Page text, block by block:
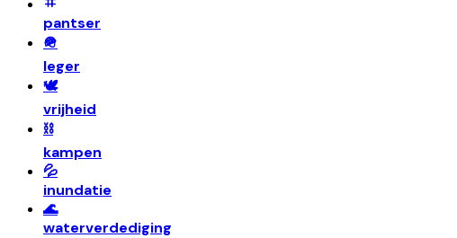
pantser
🪖
leger
🕊️
vrijheid
⛓️
kampen
💦
inundatie
🌊
waterverdediging